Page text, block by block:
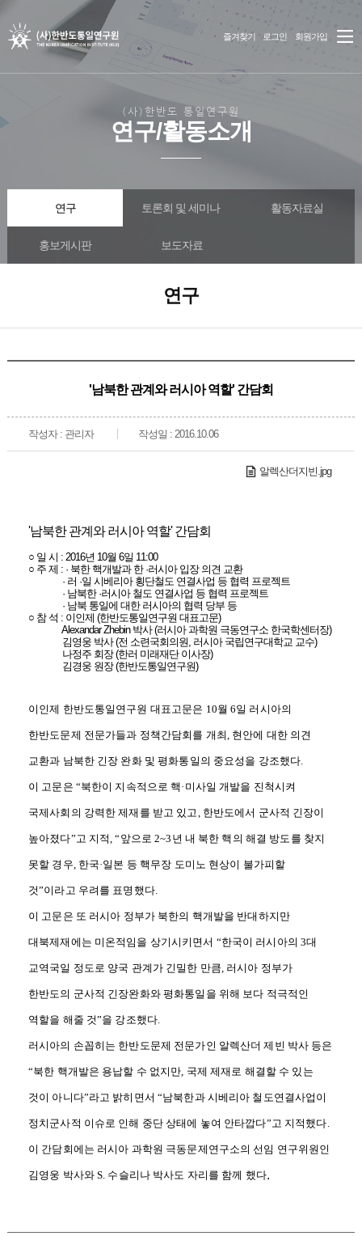
즐겨찾기 로그인 회원가입
(사)한반도 통일연구원
연구/활동소개
연구 토론회 및 세미나 활동자료실
홍보게시판 보도자료
연구
'남북한 관계와 러시아 역할' 간담회
작성자 : 관리자 작성일 : 2016.10.06
알렉산더지빈.jpg
'남북한 관계와 러시아 역할' 간담회
○ 일 시 : 2016년 10월 6일 11:00
○ 주 제 : · 북한 핵개발과 한 ·러시아 입장 의견 교환
· 러 ·일 시베리아 횡단철도 연결사업 등 협력 프로젝트
· 남북한 ·러시아 철도 연결사업 등 협력 프로젝트
· 남북 통일에 대한 러시아의 협력 당부 등
○ 참 석 : 이인제 (한반도통일연구원 대표고문)
Alexandar Zhebin 박사 (러시아 과학원 극동연구소 한국학센터장)
김영웅 박사 (전 소련국회의원, 러시아 국립연구대학교 교수)
나정주 회장 (한러 미래재단 이사장)
김경웅 원장 (한반도통일연구원)
이인제 한반도통일연구원 대표고문은 10월6일 러시아의
한반도문제 전문가들과 정책간담회를 개최, 현안에 대한 의견
교환과 남북한 긴장 완화 및 평화통일의 중요성을 강조했다.
이 고문은 “북한이 지속적으로 핵 · 미사일 개발을 진척시켜
국제사회의 강력한 제재를 받고 있고, 한반도에서 군사적 긴장이
높아졌다”고 지적, “앞으로2~3 년 내 북한 핵의 해결 방도를 찾지
못할 경우, 한국·일본 등 핵무장 도미노 현상이 불가피할
것”이라고 우려를 표명했다.
이 고문은 또 러시아 정부가 북한의 핵개발을 반대하지만
대북제재에는 미온적임을 상기시키면서 “한국이 러시아의 3대
교역국일 정도로 양국 관계가 긴밀한 만큼, 러시아 정부가
한반도의 군사적 긴장완화와 평화통일을 위해 보다 적극적인
역할을 해줄 것”을 강조했다.
러시아의 손꼽히는 한반도문제 전문가인 알렉산더 제빈 박사 등은
“북한 핵개발은 용납할 수 없지만, 국제 제재로 해결할 수 있는
것이 아니다”라고 밝히면서 “남북한과 시베리아 철도연결사업이
정치군사적 이슈로 인해 중단 상태에 놓여 안타깝다”고 지적했다.
이 간담회에는 러시아 과학원 극동문제연구소의 선임 연구위원인
김영웅 박사와S. 수슬리나 박사도 자리를 함께 했다.